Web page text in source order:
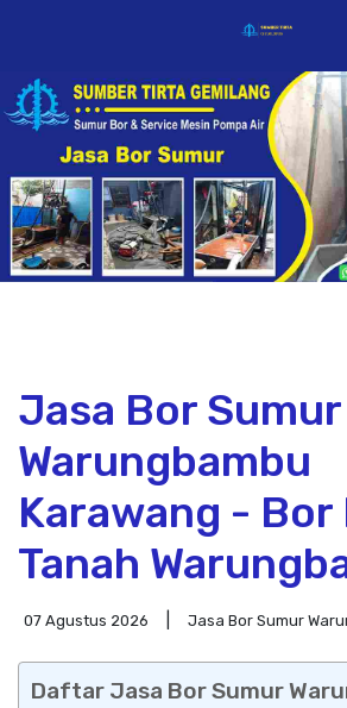
Jasa Bor Sumur
Warungbambu
Karawang - Bor
Tanah
07 Agustus 2026 Jasa Bor Sumur
Daftar Jasa Bor Sumur